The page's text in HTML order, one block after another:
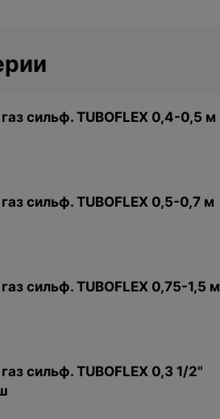
сильф. TUBOFLEX 0,4-0,5 м
сильф. TUBOFLEX 0,5-0,7 м
сильф. TUBOFLEX 0,75-1,5 м
сильф. TUBOFLEX 0,3 1/2"